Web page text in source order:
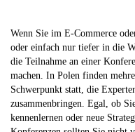
Wenn Sie im E-Commerce
oder einfach nur tiefer in die
die Teilnahme an einer
machen. In Polen finden
Schwerpunkt statt, die
zusammenbringen. Egal, ob
kennenlernen oder neue